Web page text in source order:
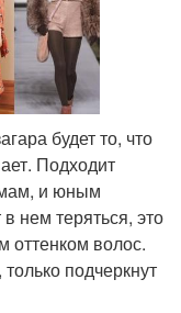
будет то, что
Подходит
и юным
нем теряться, это
волос.
подчеркнут